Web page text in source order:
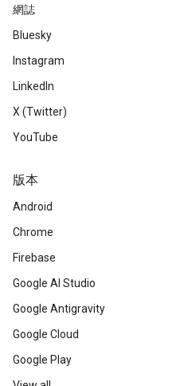
網誌
Bluesky
Instagram
LinkedIn
X (Twitter)
YouTube
版本
Android
Chrome
Firebase
Google AI Studio
Google Antigravity
Google Cloud
Google Play